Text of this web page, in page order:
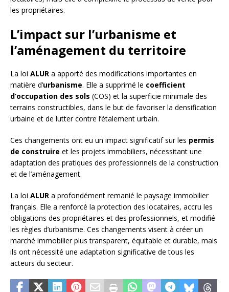
les propriétaires.
L’impact sur l’urbanisme et
l’aménagement du territoire
La loi ALUR a apporté des modifications importantes en
matière d’urbanisme. Elle a supprimé le coefficient
d’occupation des sols (COS) et la superficie minimale des
terrains constructibles, dans le but de favoriser la densification
urbaine et de lutter contre l’étalement urbain.
Ces changements ont eu un impact significatif sur les permis
de construire et les projets immobiliers, nécessitant une
adaptation des pratiques des professionnels de la construction
et de l’aménagement.
La loi ALUR a profondément remanié le paysage immobilier
français. Elle a renforcé la protection des locataires, accru les
obligations des propriétaires et des professionnels, et modifié
les règles d’urbanisme. Ces changements visent à créer un
marché immobilier plus transparent, équitable et durable, mais
ils ont nécessité une adaptation significative de tous les
acteurs du secteur.